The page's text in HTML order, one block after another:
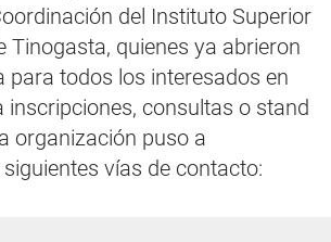
del Instituto Superior
Tinogasta, quienes ya abrieron
para todos los interesados en
inscripciones, consultas o stand
organización puso a
vías de contacto: